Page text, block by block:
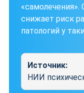
«самолечения».
снижает риск
патологий у
Источник:
НИИ